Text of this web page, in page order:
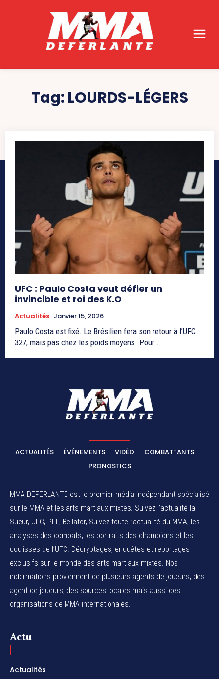
Tag: LOURDS-LÉGERS
UFC : Paulo Costa veut défier un
invincible et roi des K.O
Actualités Janvier 15, 2026
Paulo Costa est fixé. Le Brésilien fera son retour à l’UFC
327, mais pas chez les poids moyens. Pour...
ACTUALITÉS ÉVÉNEMENTS VIDÉO
COMBATTANTS
PRONOSTICS
MMA DEFERLANTE est le premier média indépendant spécialisé
sur le MMA et les arts martiaux mixtes. Suivez l’actualité la
Sueur, UFC, PFL, Bellator, Suivez toute l’actualité du MMA, les
analyses des combats, les portraits des champions et les
coulisses de l’UFC. Décryptages, enquêtes et reportages
exclusifs sur le monde des arts martiaux mixtes. Nos
indormations proviennent de plusieurs agents de joueurs, des
agent de joueurs, des sources locales mais aussi des
organisations de MMA internationales.
Actu
Actualités